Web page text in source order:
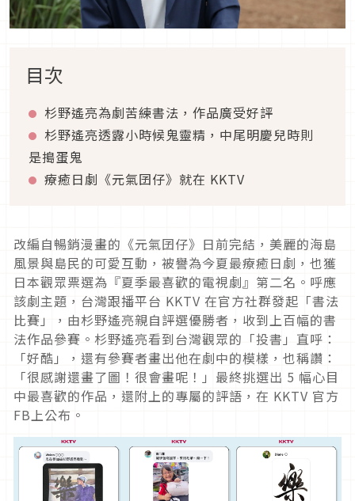
目次
杉野遙亮為劇苦練書法，作品廣受好評
杉野遙亮透露小時候鬼靈精，中尾明慶兒時則
是搗蛋鬼
療癒日劇《元氣囝仔》就在 KKTV
改編自暢銷漫畫的《元氣囝仔》日前完結，美麗的海島
風景與島民的可愛互動，被譽為今夏最療癒日劇，也獲
日本觀眾票選為『夏季最喜歡的電視劇』第二名。呼應
該劇主題，台灣跟播平台 KKTV 在官方社群發起「書法
比賽」，由杉野遙亮親自評選優勝者，收到上百幅的書
法作品參賽。杉野遙亮看到台灣觀眾的「投書」直呼：
「好酷」，還有參賽者畫出他在劇中的模樣，也稱讚：
「很感謝還畫了圖！很會畫呢！」最終挑選出 5 幅心目
中最喜歡的作品，還附上的專屬的評語，在 KKTV 官方
FB上公布。